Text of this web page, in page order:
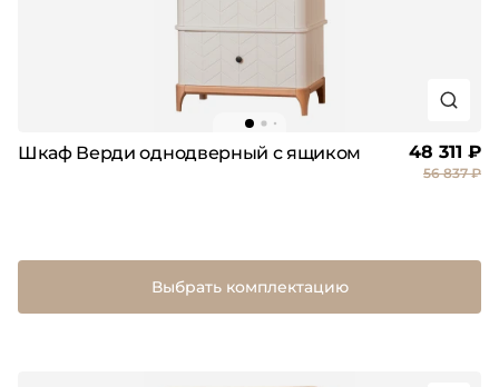
Шкаф Верди однодверный с ящиком 48 311 ₽
56 837 ₽
Выбрать комплектацию